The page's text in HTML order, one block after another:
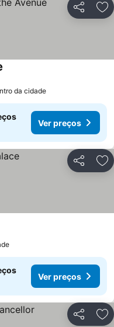
Partilhar
da cidade
Ver preços
Partilhar
Ver preços
Partilhar